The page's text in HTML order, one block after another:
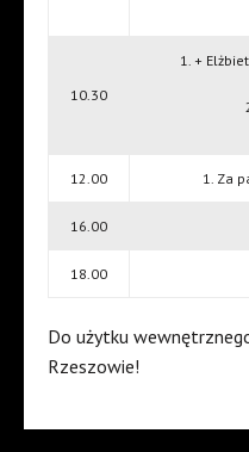
10.30
1. +
12.00 1. Za
16.00
18.00
Do użytku
Rzeszowie!